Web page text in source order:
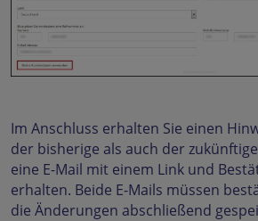
Im Anschluss erhalten Sie einen
der bisherige als auch der
eine E-Mail mit einem Link und
erhalten. Beide E-Mails müssen
die Änderungen abschließend